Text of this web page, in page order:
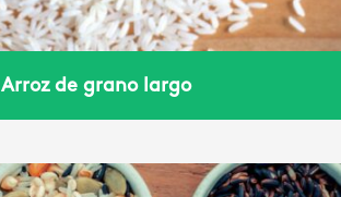
Arroz de grano largo